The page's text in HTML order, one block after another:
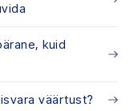
kuid
väärtust?